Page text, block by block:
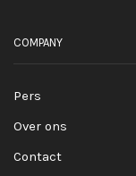
COMPANY
Pers
Over ons
Contact